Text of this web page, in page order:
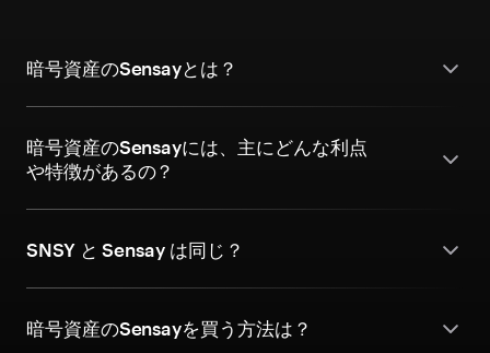
暗号資産のSensayとは？
暗号資産のSensayには、主にどんな利点
や特徴があるの？
SNSY と Sensay は同じ？
暗号資産のSensayを買う方法は？